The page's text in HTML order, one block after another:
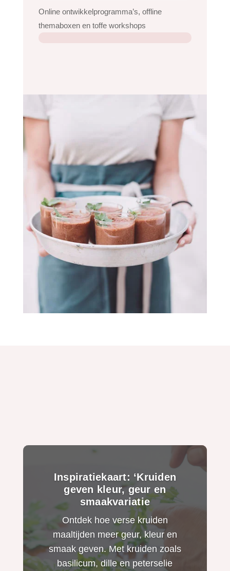
Online ontwikkelprogramma’s, offline
themaboxen en toffe workshops
Inspiratiekaart: ‘Kruiden
geven kleur, geur en
smaakvariatie
Ontdek hoe verse kruiden
maaltijden meer geur, kleur en
smaak geven. Met kruiden zoals
basilicum, dille en peterselie